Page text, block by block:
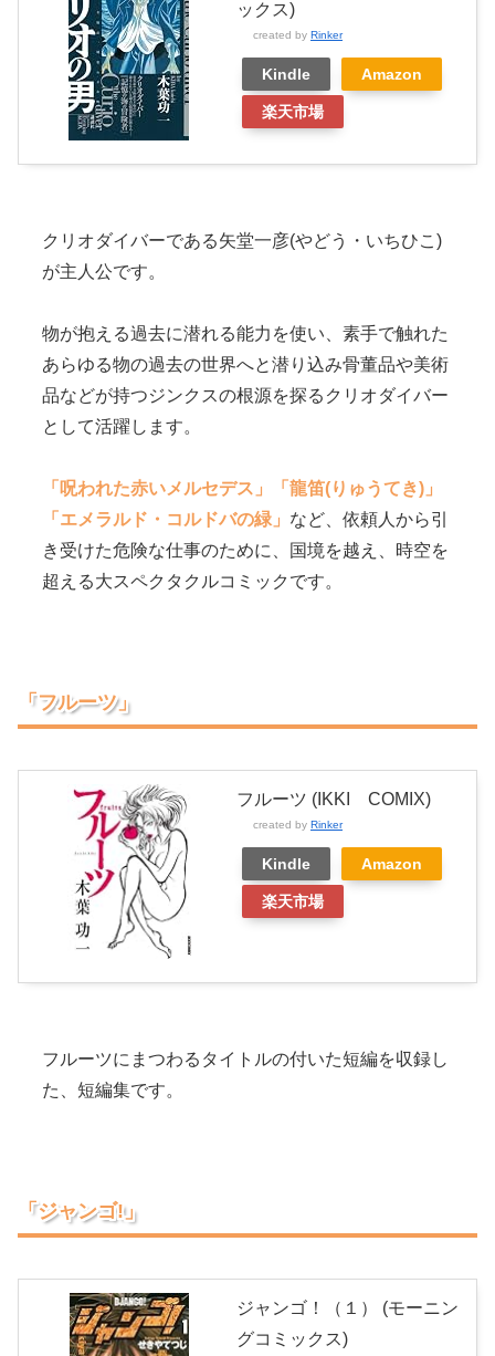
ックス)
created by Rinker
Kindle Amazon
楽天市場
クリオダイバーである矢堂一彦(やどう・いちひこ)
が主人公です。
物が抱える過去に潜れる能力を使い、素手で触れた
あらゆる物の過去の世界へと潜り込み骨董品や美術
品などが持つジンクスの根源を探るクリオダイバー
として活躍します。
「呪われた赤いメルセデス」
「龍笛(りゅうてき)」
「エメラルド・コルドバの緑」 など、依頼人から引
き受けた危険な仕事のために、国境を越え、時空を
超える大スペクタクルコミックです。
「フルーツ」
フルーツ (IKKI COMIX)
created by Rinker
Kindle Amazon
楽天市場
フルーツにまつわるタイトルの付いた短編を収録し
た、短編集です。
「ジャンゴ!」
ジャンゴ！（１） (モーニン
グコミックス)